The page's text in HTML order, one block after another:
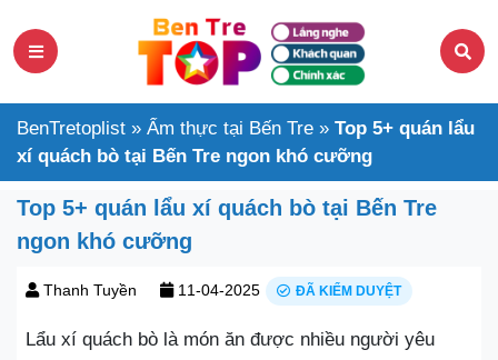
BenTretoplist » Ẩm thực tại Bến Tre » Top 5+ quán lẩu
xí quách bò tại Bến Tre ngon khó cưỡng
Top 5+ quán lẩu xí quách bò tại Bến Tre
ngon khó cưỡng
Thanh Tuyền 11-04-2025 ĐÃ KIỂM DUYỆT
Lẩu xí quách bò là món ăn được nhiều người yêu